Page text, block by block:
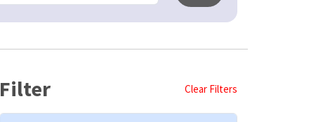
Filter Clear Filters